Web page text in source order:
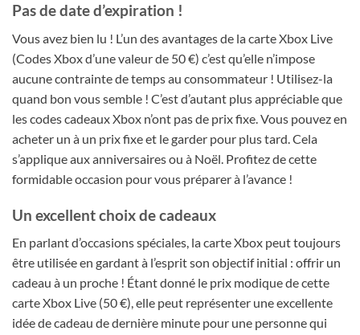
Pas de date d’expiration !
Vous avez bien lu ! L’un des avantages de la carte Xbox Live
(Codes Xbox d’une valeur de 50 €) c’est qu’elle n’impose
aucune contrainte de temps au consommateur ! Utilisez-la
quand bon vous semble ! C’est d’autant plus appréciable que
les codes cadeaux Xbox n’ont pas de prix fixe. Vous pouvez en
acheter un à un prix fixe et le garder pour plus tard. Cela
s’applique aux anniversaires ou à Noël. Profitez de cette
formidable occasion pour vous préparer à l’avance !
Un excellent choix de cadeaux
En parlant d’occasions spéciales, la carte Xbox peut toujours
être utilisée en gardant à l’esprit son objectif initial : offrir un
cadeau à un proche ! Étant donné le prix modique de cette
carte Xbox Live (50 €), elle peut représenter une excellente
idée de cadeau de dernière minute pour une personne qui